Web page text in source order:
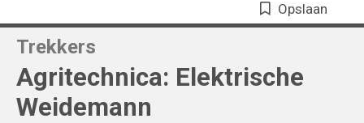
Opslaan
Trekkers
Agritechnica: Elektrische
Weidemann